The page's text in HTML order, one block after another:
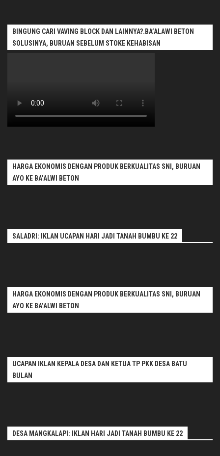
BINGUNG CARI VAVING BLOCK DAN LAINNYA?.BA’ALAWI BETON
SOLUSINYA, BURUAN SEBELUM STOKE KEHABISAN
HARGA EKONOMIS DENGAN PRODUK BERKUALITAS SNI, BURUAN
AYO KE BA’ALWI BETON
SALADRI: IKLAN UCAPAN HARI JADI TANAH BUMBU KE 22
HARGA EKONOMIS DENGAN PRODUK BERKUALITAS SNI, BURUAN
AYO KE BA’ALWI BETON
UCAPAN IKLAN KEPALA DESA DAN KETUA TP PKK DESA BATU
BULAN
DESA MANGKALAPI: IKLAN HARI JADI TANAH BUMBU KE 22